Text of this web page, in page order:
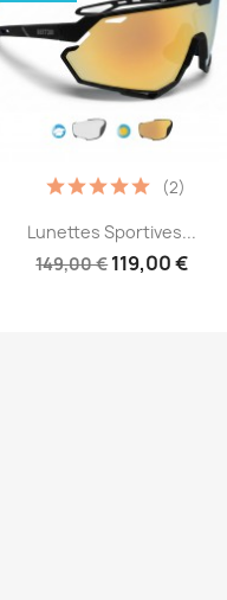
Aperçu rapide
Lunettes Sportives...
149,00 €119,00 €
(2)